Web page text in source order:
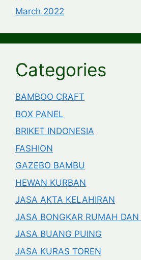
March 2022
Categories
BAMBOO CRAFT
BOX PANEL
BRIKET INDONESIA
FASHION
GAZEBO BAMBU
HEWAN KURBAN
JASA AKTA KELAHIRAN
JASA BONGKAR RUMAH
JASA BUANG PUING
JASA KURAS TOREN